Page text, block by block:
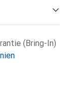
(Bring-In)